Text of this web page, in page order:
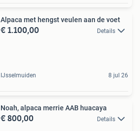
Alpaca met hengst veulen aan de voet
€ 1.100,00 Details
IJsselmuiden 8 jul 26
Noah, alpaca merrie AAB huacaya
€ 800,00 Details